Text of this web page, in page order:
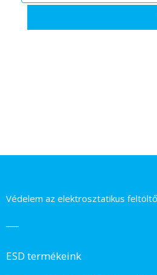
Védelem az elektrosztatikus
ESD termékeink